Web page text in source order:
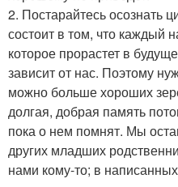
2. Постарайтесь осознать
состоит в том, что каждый
которое прорастет в
зависит от нас. Поэтому
можно больше хороших
долгая, добрая память
пока о нем помнят. Мы
других младших
нами кому-то; в